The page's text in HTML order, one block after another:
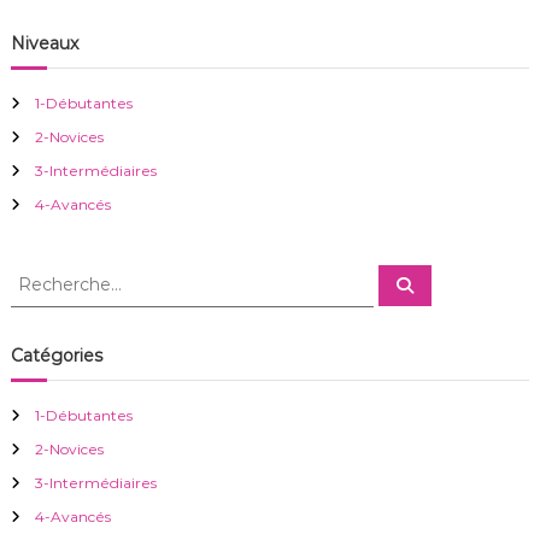
n
d
e
l
a
r
t
i
c
Niveaux
1-Débutantes
2-Novices
3-Intermédiaires
4-Avancés
R
h
e
c
h
e
:
R
c
Catégories
1-Débutantes
2-Novices
3-Intermédiaires
4-Avancés